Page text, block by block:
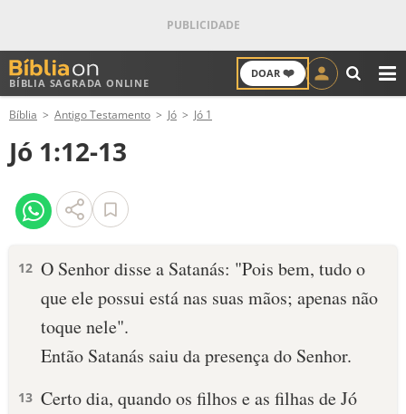
BÍBLIA SAGRADA ONLINE
DOAR ❤️
ANTIGO TESTAMENTO
NOVO TESTAMENTO
VERSÍCULOS
PALAVRA DO DIA
SALMO DO DIA
DEVOCIONAL DIÁRIO
Bíblia Antigo Testamento Jó Jó 1
Jó 1:12-13
12 O Senhor disse a Satanás: "Pois bem, tudo o
que ele possui está nas suas mãos; apenas não
toque nele".
Então Satanás saiu da presença do Senhor.
13 Certo dia, quando os filhos e as filhas de Jó